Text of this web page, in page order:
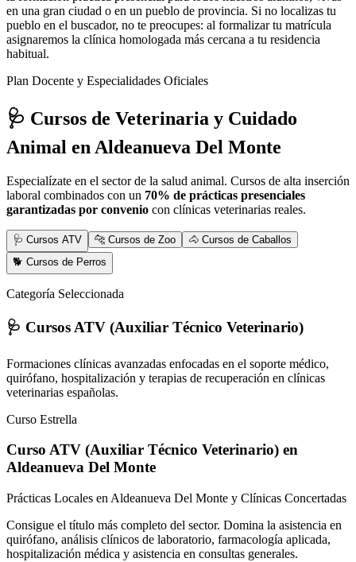
en una gran ciudad o en un pueblo de provincia. Si no localizas tu
pueblo en el buscador, no te preocupes: al formalizar tu matrícula
asignaremos la clínica homologada más cercana a tu residencia
habitual.
Plan Docente y Especialidades Oficiales
🩺 Cursos de Veterinaria y Cuidado
Animal en Aldeanueva Del Monte
Especialízate en el sector de la salud animal. Cursos de alta inserción
laboral combinados con un 70% de prácticas presenciales
garantizadas por convenio con clínicas veterinarias reales.
🩺 Cursos ATV 🐆 Cursos de Zoo
🐴 Cursos de Caballos
🐕 Cursos de Perros
Categoría Seleccionada
🩺 Cursos ATV (Auxiliar Técnico Veterinario)
Formaciones clínicas avanzadas enfocadas en el soporte médico,
quirófano, hospitalización y terapias de recuperación en clínicas
veterinarias españolas.
Curso Estrella
Curso ATV (Auxiliar Técnico Veterinario) en
Aldeanueva Del Monte
Prácticas Locales en Aldeanueva Del Monte y Clínicas Concertadas
Consigue el título más completo del sector. Domina la asistencia en
quirófano, análisis clínicos de laboratorio, farmacología aplicada,
hospitalización médica y asistencia en consultas generales.